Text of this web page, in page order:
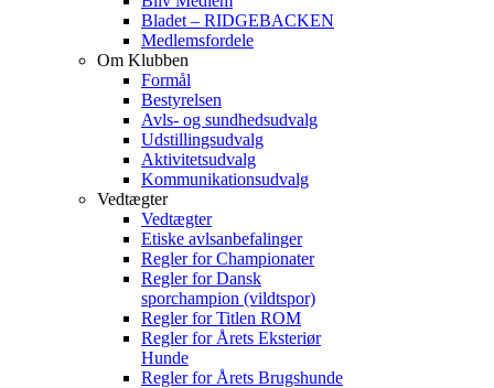
Bladet – RIDGEBACKEN
Medlemsfordele
Om Klubben
Formål
Bestyrelsen
Avls- og sundhedsudvalg
Udstillingsudvalg
Aktivitetsudvalg
Kommunikationsudvalg
Vedtægter
Vedtægter
Etiske avlsanbefalinger
Regler for Championater
Regler for Dansk
sporchampion (vildtspor)
Regler for Titlen ROM
Regler for Årets Eksteriør
Hunde
Regler for Årets Brugshunde